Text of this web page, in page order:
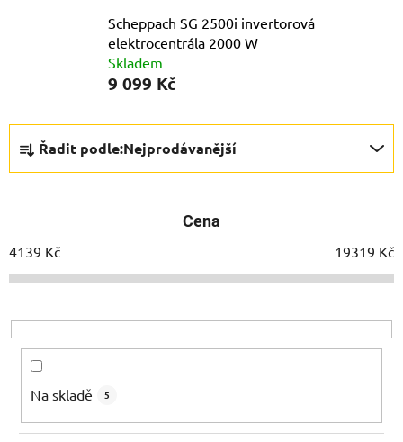
Scheppach SG 2500i invertorová
elektrocentrála 2000 W
Skladem
9 099 Kč
í
p
o
d
Řadit podle:Nejprodávanější
Cena
4139 Kč 19319 Kč
Na skladě 5